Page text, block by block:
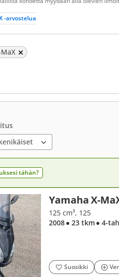
-arvostelua
tähän?
Yamaha X-
125 cm³, 125
2008● 23 tkm● 4-
Suosikki